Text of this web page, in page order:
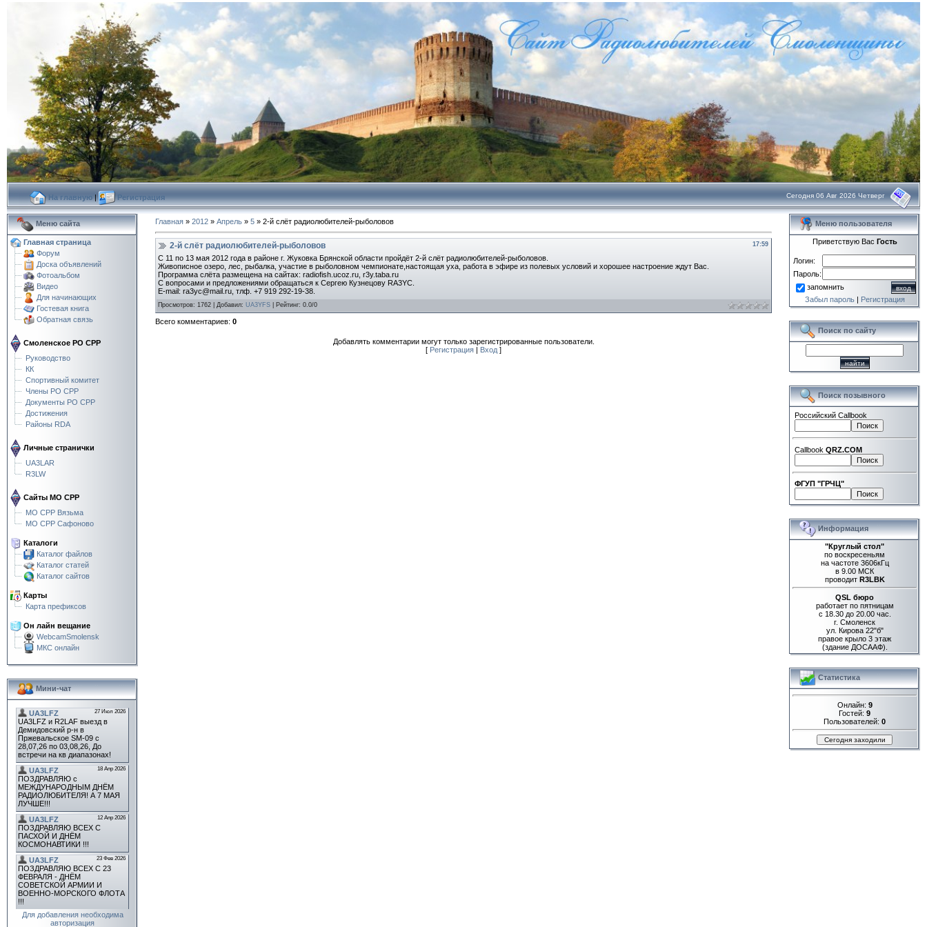
На главную| Регистрация Сегодня 06 Авг 2026 Четверг
Меню сайта
Главная страница
Форум
Доска объявлений
Фотоальбом
Видео
Для начинающих
Гостевая книга
Обратная связь
Смоленское РО СРР
Руководство
КК
Спортивный комитет
Члены РО СРР
Документы РО СРР
Достижения
Районы RDA
Личные странички
UA3LAR
R3LW
Сайты МО СРР
МО СРР Вязьма
МО СРР Сафоново
Каталоги
Каталог файлов
Каталог статей
Каталог сайтов
Карты
Карта префиксов
Он лайн вещание
WebcamSmolensk
МКС онлайн
Мини-чат
Для добавления необходима
авторизация
Главная » 2012 » Апрель » 5 » 2-й слёт радиолюбителей-рыболовов
17:59
2-й слёт радиолюбителей-рыболовов
С 11 по 13 мая 2012 года в районе г. Жуковка Брянской области пройдёт 2-й слёт радиолюбителей-рыболовов.
Живописное озеро, лес, рыбалка, участие в рыболовном чемпионате,настоящая уха, работа в эфире из полевых условий и хорошее настроение ждут Вас.
Программа слёта размещена на сайтах: radiofish.ucoz.ru, r3y.taba.ru
С вопросами и предложениями обращаться к Сергею Кузнецову RA3YC.
E-mail: ra3yc@mail.ru, тлф. +7 919 292-19-38.
Просмотров: 1762 Добавил: UA3YFS Рейтинг: 0.0/0
Всего комментариев: 0
Добавлять комментарии могут только зарегистрированные пользователи.
[ Регистрация | Вход ]
Меню пользователя
Приветствую Вас Гость
Логин:
Пароль:
запомнить
Забыл пароль| Регистрация
Поиск по сайту
Поиск позывного
Российский Callbook
Callbook QRZ.COM
ФГУП "ГРЧЦ"
Информация
"Круглый стол"
по воскресеньям
на частоте 3606кГц
в 9.00 МСК
проводит R3LBK
QSL бюро
работает по пятницам
с 18.30 до 20.00 час.
г. Смоленск
ул. Кирова 22"б"
правое крыло 3 этаж
(здание ДОСААФ).
Статистика
Онлайн: 9
Гостей: 9
Пользователей: 0